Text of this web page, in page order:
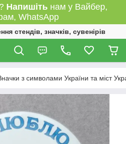
Напишітьнам у Вайбер,
WhatsApp
стендів, значків, сувенірів
з символами України та міст